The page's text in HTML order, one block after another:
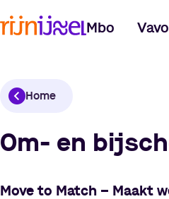
Mbo Vavo
Home
Om- en
Move to Match – Maakt